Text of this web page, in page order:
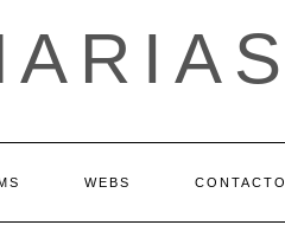
WEBS CONTACTO